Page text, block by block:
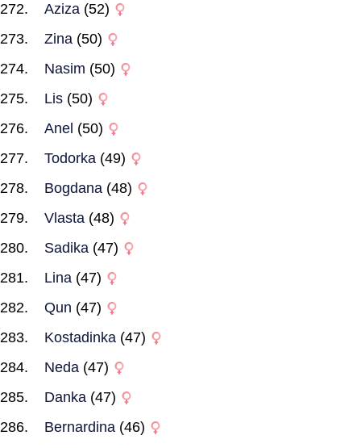
Aziza (52)
Zina (50)
Nasim (50)
Lis (50)
Anel (50)
Todorka (49)
Bogdana (48)
Vlasta (48)
Sadika (47)
Lina (47)
Qun (47)
Kostadinka (47)
Neda (47)
Danka (47)
Bernardina (46)